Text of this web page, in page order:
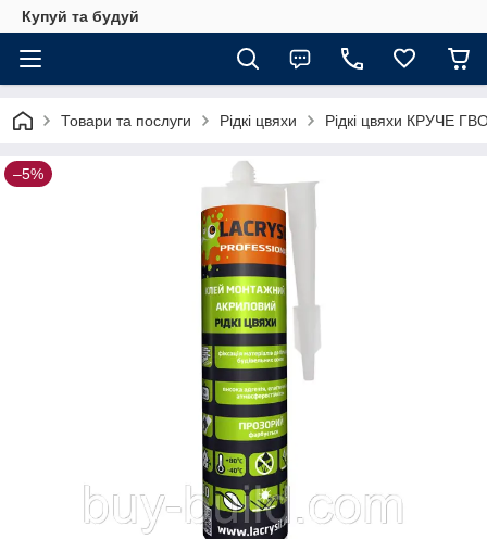
Купуй та будуй
Товари та послуги Рідкі цвяхи Рідкі цвяхи КРУЧЕ
–5%